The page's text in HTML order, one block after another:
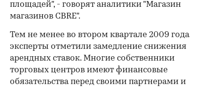
площадей", - говорят аналитики "Магазин
магазинов CBRE".
Тем не менее во втором квартале 2009 года
эксперты отметили замедление снижения
арендных ставок. Многие собственники
торговых центров имеют финансовые
обязательства перед своими партнерами и